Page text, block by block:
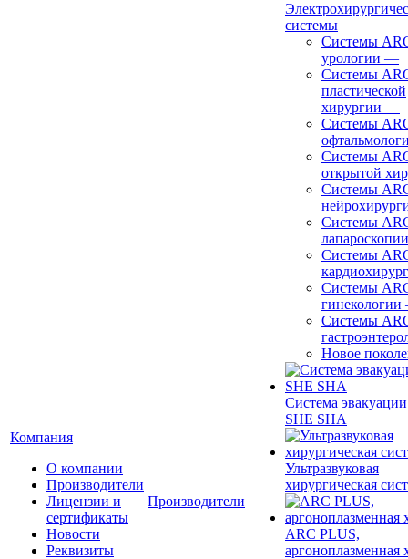
Компания
О компании
Производители
Лицензии и
сертификаты
Новости
Реквизиты
Производители
системы
Системы
урологии —
Системы
пластической
хирургии —
Системы
Системы
открытой
Системы
Системы
лапароскопии
Системы
Системы
гинекологии
Системы
Новое
Система
SHE SHA
Ультразвуковая
хирургическая
ARC PLUS,
аргоноплазменная